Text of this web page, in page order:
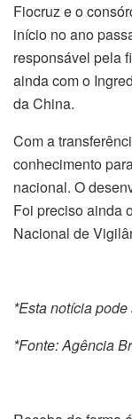
Fiocruz e o
início no ano
responsável pela
ainda com o
da China.
Com a
conhecimento
nacional. O
Foi preciso ainda
Nacional de
*Esta notícia
*Fonte: Agência